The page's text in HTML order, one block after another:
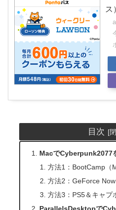
ス
目次
MacでCyberpunk2077
方法1：BootCamp（
方法2：GeForce Now
方法3：PS5＆キャプ